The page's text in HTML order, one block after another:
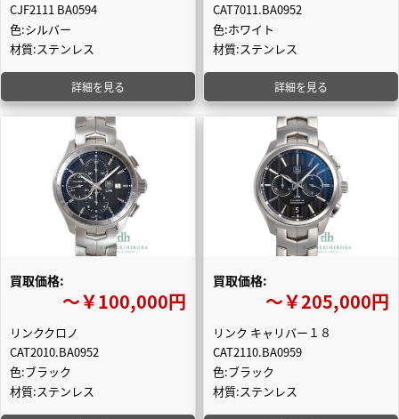
CJF2111 BA0594
色:シルバー
材質:ステンレス
詳細を見る
CAT7011.BA0952
色:ホワイト
材質:ステンレス
詳細を見る
買取価格:
〜￥100,000円
リンククロノ
CAT2010.BA0952
色:ブラック
材質:ステンレス
買取価格:
〜￥205,000円
リンク キャリバー１８
CAT2110.BA0959
色:ブラック
材質:ステンレス